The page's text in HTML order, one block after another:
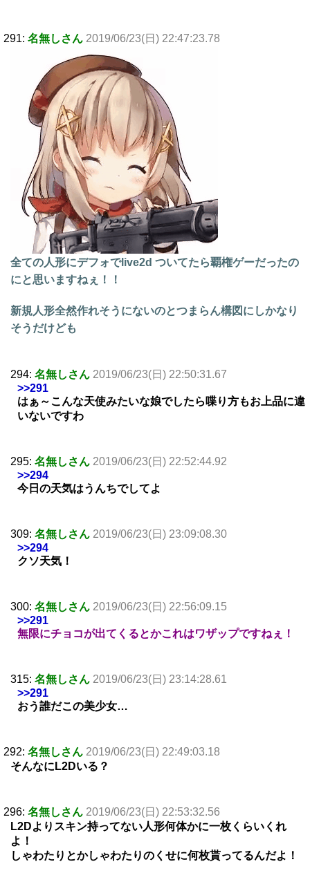
291: 名無しさん 2019/06/23(日) 22:47:23.78
全ての人形にデフォでlive2d ついてたら覇権ゲーだったの
にと思いますねぇ！！
新規人形全然作れそうにないのとつまらん構図にしかなり
そうだけども
294: 名無しさん 2019/06/23(日) 22:50:31.67
>>291
はぁ～こんな天使みたいな娘でしたら喋り方もお上品に違
いないですわ
295: 名無しさん 2019/06/23(日) 22:52:44.92
>>294
今日の天気はうんちでしてよ
309: 名無しさん 2019/06/23(日) 23:09:08.30
>>294
クソ天気！
300: 名無しさん 2019/06/23(日) 22:56:09.15
>>291
無限にチョコが出てくるとかこれはワザップですねぇ！
315: 名無しさん 2019/06/23(日) 23:14:28.61
>>291
おう誰だこの美少女…
292: 名無しさん 2019/06/23(日) 22:49:03.18
そんなにL2Dいる？
296: 名無しさん 2019/06/23(日) 22:53:32.56
L2Dよりスキン持ってない人形何体かに一枚くらいくれ
よ！
しゃわたりとかしゃわたりのくせに何枚貰ってるんだよ！